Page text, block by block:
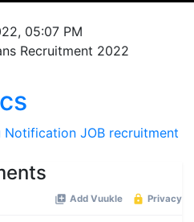
05:07 PM
Recruitment 2022
Notification JOB recruitment